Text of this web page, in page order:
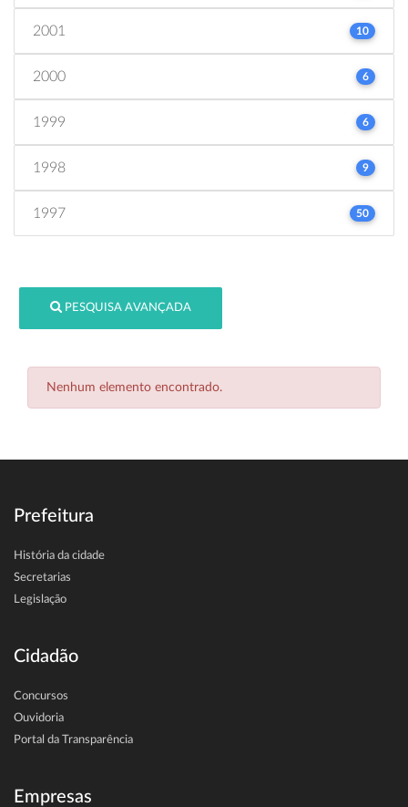
2001 10
2000 6
1999 6
1998 9
1997 50
PESQUISA AVANÇADA
Nenhum elemento encontrado.
Prefeitura
História da cidade
Secretarias
Legislação
Cidadão
Concursos
Ouvidoria
Portal da Transparência
Empresas